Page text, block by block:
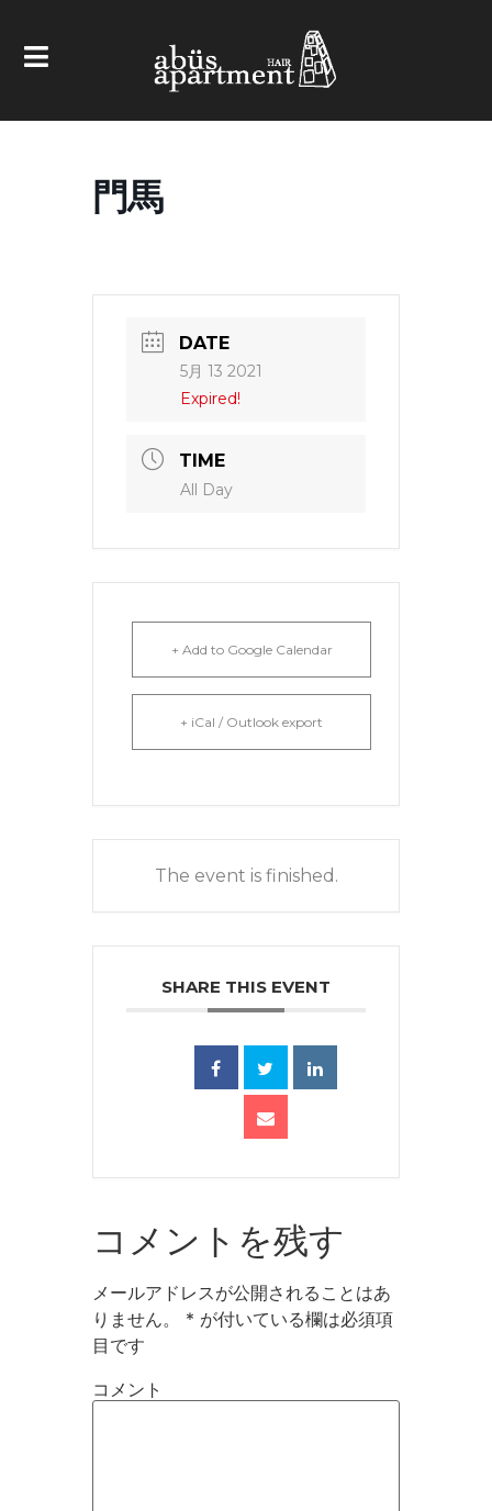
門馬
DATE
5月 13 2021
Expired!
TIME
All Day
+ Add to Google Calendar
+ iCal / Outlook export
The event is finished.
SHARE THIS EVENT
コメントを残す
メールアドレスが公開されることはあ
りません。
* が付いている欄は必須項
目です
コメント